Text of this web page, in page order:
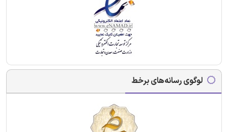
لوگوی رسانه‌های برخط